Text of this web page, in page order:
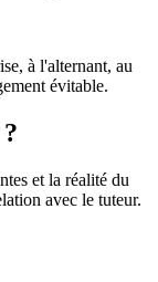
à l'alternant, au
évitable.
et la réalité du
avec le tuteur.